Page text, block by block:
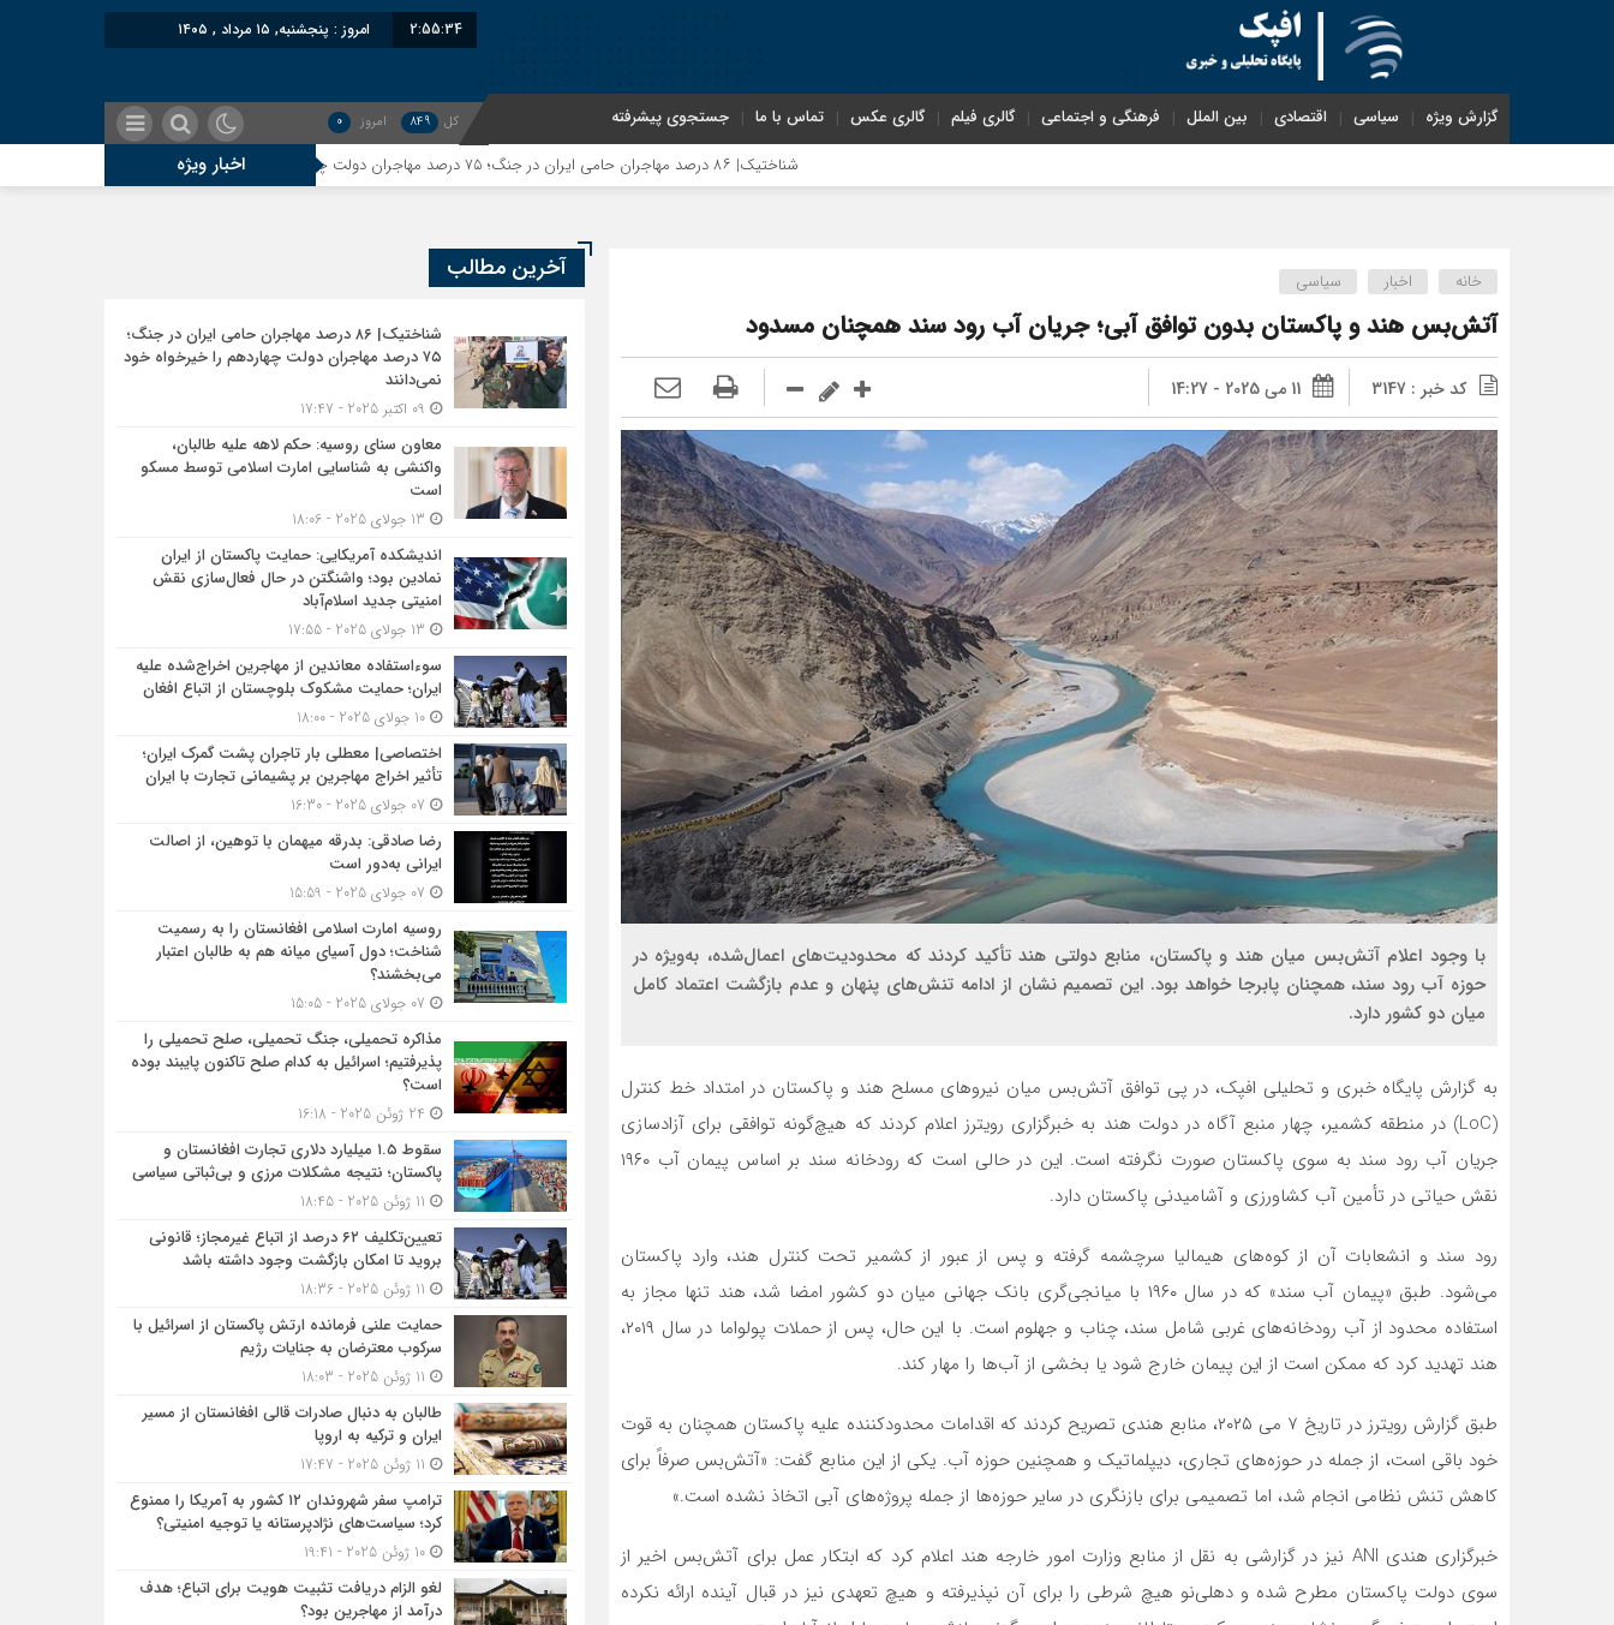
2:55:35 امروز : پنجشنبه, ۱۵ مرداد , ۱۴۰۵
گزارش ویژه سیاسی اقتصادی بین الملل فرهنگی و اجتماعی گالری فیلم گالری عکس تماس با ما جستجوی پیشرفته کل 849 امروز 0
اخبار ویژه
خانه اخبار سیاسی
آتش‌بس هند و پاکستان بدون توافق آبی؛ جریان آب رود سند همچنان مسدود
کد خبر : 3147 11 می 2025 - 14:27
با وجود اعلام آتش‌بس میان هند و پاکستان، منابع دولتی هند تأکید کردند که محدودیت‌های اعمال‌شده، به‌ویژه در
حوزه آب رود سند، همچنان پابرجا خواهد بود. این تصمیم نشان از ادامه تنش‌های پنهان و عدم بازگشت اعتماد کامل
میان دو کشور دارد.
به گزارش پایگاه خبری و تحلیلی افپک، در پی توافق آتش‌بس میان نیروهای مسلح هند و پاکستان در امتداد خط کنترل
(LoC) در منطقه کشمیر، چهار منبع آگاه در دولت هند به خبرگزاری رویترز اعلام کردند که هیچ‌گونه توافقی برای آزادسازی
جریان آب رود سند به سوی پاکستان صورت نگرفته است. این در حالی است که رودخانه سند بر اساس پیمان آب ۱۹۶۰
نقش حیاتی در تأمین آب کشاورزی و آشامیدنی پاکستان دارد.
رود سند و انشعابات آن از کوه‌های هیمالیا سرچشمه گرفته و پس از عبور از کشمیر تحت کنترل هند، وارد پاکستان
می‌شود. طبق «پیمان آب سند» که در سال ۱۹۶۰ با میانجی‌گری بانک جهانی میان دو کشور امضا شد، هند تنها مجاز به
استفاده محدود از آب رودخانه‌های غربی شامل سند، چناب و جهلوم است. با این حال، پس از حملات پولواما در سال ۲۰۱۹،
هند تهدید کرد که ممکن است از این پیمان خارج شود یا بخشی از آب‌ها را مهار کند.
طبق گزارش رویترز در تاریخ ۷ می ۲۰۲۵، منابع هندی تصریح کردند که اقدامات محدودکننده علیه پاکستان همچنان به قوت
خود باقی است، از جمله در حوزه‌های تجاری، دیپلماتیک و همچنین حوزه آب. یکی از این منابع گفت: «آتش‌بس صرفاً برای
کاهش تنش نظامی انجام شد، اما تصمیمی برای بازنگری در سایر حوزه‌ها از جمله پروژه‌های آبی اتخاذ نشده است.»
خبرگزاری هندی ANI نیز در گزارشی به نقل از منابع وزارت امور خارجه هند اعلام کرد که ابتکار عمل برای آتش‌بس اخیر از
سوی دولت پاکستان مطرح شده و دهلی‌نو هیچ شرطی را برای آن نپذیرفته و هیچ تعهدی نیز در قبال آینده ارائه نکرده
آخرین مطالب
شناختیک| ۸۶ درصد مهاجران حامی ایران در جنگ؛
۷۵ درصد مهاجران دولت چهاردهم را خیرخواه خود
نمی‌دانند
معاون سنای روسیه: حکم لاهه علیه طالبان،
واکنشی به شناسایی امارت اسلامی توسط مسکو
است
اندیشکده آمریکایی: حمایت پاکستان از ایران
نمادین بود؛ واشنگتن در حال فعال‌سازی نقش
امنیتی جدید اسلام‌آباد
سوءاستفاده معاندین از مهاجرین اخراج‌شده علیه
ایران؛ حمایت مشکوک بلوچستان از اتباع افغان
10 جولای 2025 - 18:00
اختصاصی| معطلی بار تاجران پشت گمرک ایران؛
تأثیر اخراج مهاجرین بر پشیمانی تجارت با ایران
رضا صادقی: بدرقه میهمان با توهین، از اصالت
ایرانی به‌دور است
روسیه امارت اسلامی افغانستان را به رسمیت
شناخت؛ دول آسیای میانه هم به طالبان اعتبار
می‎‌بخشند؟
مذاکره تحمیلی، جنگ تحمیلی، صلح تحمیلی را
پذیرفتیم؛ اسرائیل به کدام صلح تاکنون پایبند بوده
است؟
سقوط ۱.۵ میلیارد دلاری تجارت افغانستان و
پاکستان؛ نتیجه مشکلات مرزی و بی‌ثباتی سیاسی
تعیین‌تکلیف ۶۲ درصد از اتباع غیرمجاز؛ قانونی
بروید تا امکان بازگشت وجود داشته باشد
حمایت علنی فرمانده ارتش پاکستان از اسرائیل با
سرکوب معترضان به جنایات رژیم
طالبان به دنبال صادرات قالی افغانستان از مسیر
ایران و ترکیه به اروپا
ترامپ سفر شهروندان ۱۲ کشور به آمریکا را ممنوع
کرد؛ سیاست‌های نژادپرستانه یا توجیه امنیتی؟
10 ژوئن 2025 - 19:41
لغو الزام دریافت تثبیت هویت برای اتباع؛ هدف
درآمد از مهاجرین بود؟